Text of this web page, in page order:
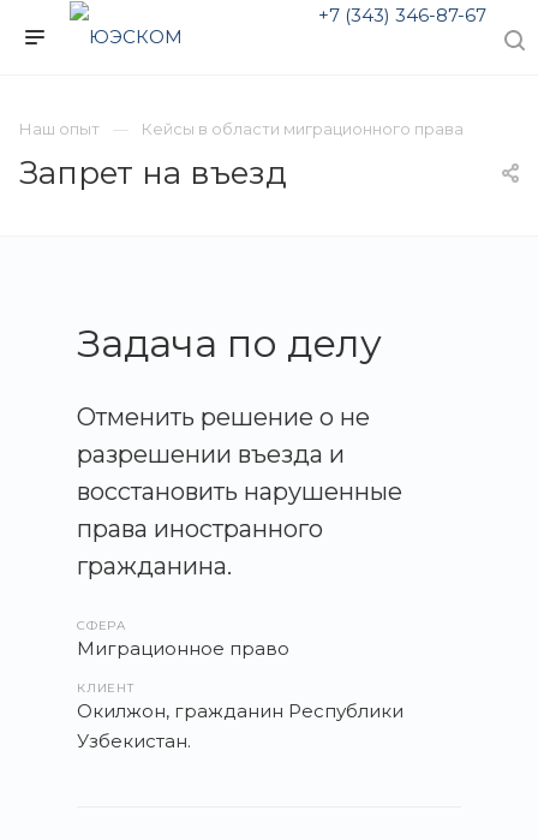
+7 (343) 346-87-67
Наш опыт Кейсы в области миграционного права
Запрет на въезд
Задача по делу
Отменить решение о не
разрешении въезда и
восстановить нарушенные
права иностранного
гражданина.
СФЕРА
Миграционное право
КЛИЕНТ
Окилжон, гражданин Республики
Узбекистан.